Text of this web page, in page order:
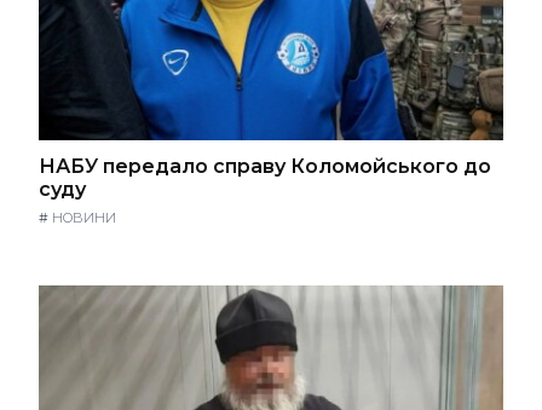
НАБУ передало справу Коломойського до
суду
# НОВИНИ